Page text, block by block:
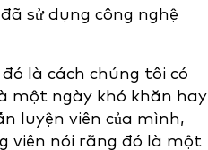
sử dụng công nghệ
là cách chúng tôi có
một ngày khó khăn hay
luyện viên của mình,
viên nói rằng đó là một